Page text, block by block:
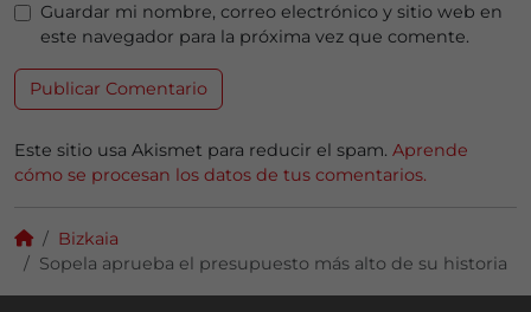
Guardar mi nombre, correo electrónico y sitio web en
este navegador para la próxima vez que comente.
Este sitio usa Akismet para reducir el spam. Aprende
cómo se procesan los datos de tus comentarios.
Bizkaia
Sopela aprueba el presupuesto más alto de su historia